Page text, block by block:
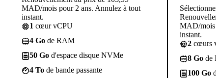
MAD/mois pour 2 ans. Annulez à tout
instant.
1 cœur vCPU
4 Go de RAM
50 Go d'espace disque NVMe
4 To de bande passante
Sélectionner
MAD/mois
instant.
2 cœurs
8 Go de
100 Go